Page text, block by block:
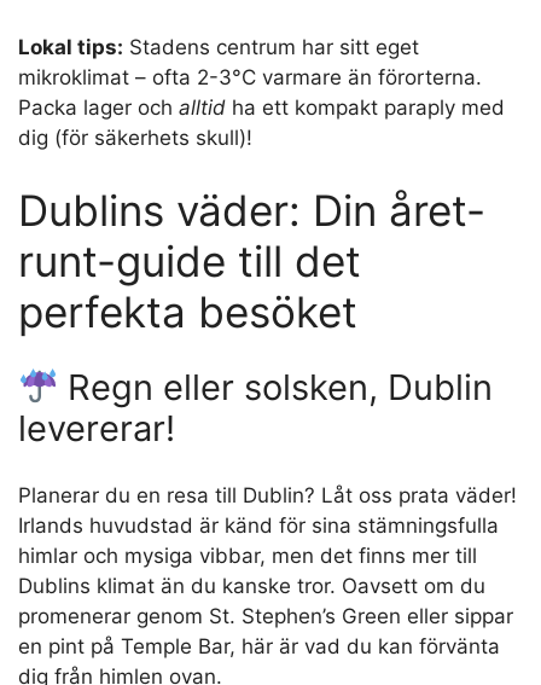
Lokal tips: Stadens centrum har sitt eget
mikroklimat – ofta 2-3°C varmare än förorterna.
Packa lager och alltid ha ett kompakt paraply med
dig (för säkerhets skull)!
Dublins väder: Din året-
runt-guide till det
perfekta besöket
Regn eller solsken, Dublin
levererar!
Planerar du en resa till Dublin? Låt oss prata väder!
Irlands huvudstad är känd för sina stämningsfulla
himlar och mysiga vibbar, men det finns mer till
Dublins klimat än du kanske tror. Oavsett om du
promenerar genom St. Stephen’s Green eller sippar
en pint på Temple Bar, här är vad du kan förvänta
dig från himlen ovan.